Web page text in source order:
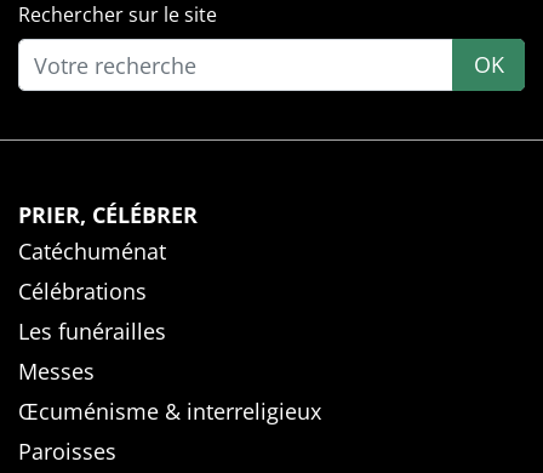
Rechercher sur le site
OK
PRIER, CÉLÉBRER
Catéchuménat
Célébrations
Les funérailles
Messes
Œcuménisme & interreligieux
Paroisses